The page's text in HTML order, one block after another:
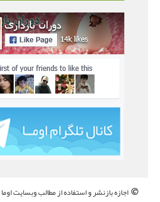
©اجازه بازنشر و استفاده از مطالب وبسایت